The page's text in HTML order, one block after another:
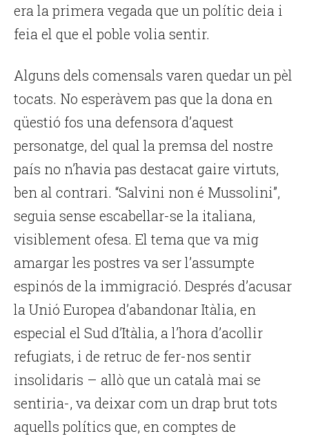
era la primera vegada que un polític deia i
feia el que el poble volia sentir.
Alguns dels comensals varen quedar un pèl
tocats. No esperàvem pas que la dona en
qüestió fos una defensora d’aquest
personatge, del qual la premsa del nostre
país no n’havia pas destacat gaire virtuts,
ben al contrari. “Salvini non é Mussolini”,
seguia sense escabellar-se la italiana,
visiblement ofesa. El tema que va mig
amargar les postres va ser l’assumpte
espinós de la immigració. Després d’acusar
la Unió Europea d’abandonar Itàlia, en
especial el Sud d’Itàlia, a l’hora d’acollir
refugiats, i de retruc de fer-nos sentir
insolidaris – allò que un català mai se
sentiria-, va deixar com un drap brut tots
aquells polítics que, en comptes de